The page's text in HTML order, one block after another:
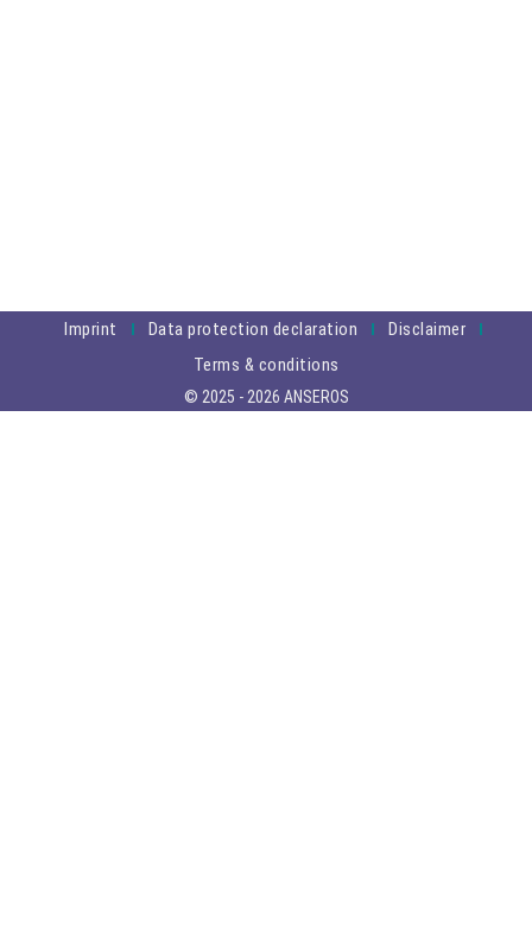
Imprint Data protection declaration
Disclaimer
Terms & conditions
© 2025 - 2026 ANSEROS